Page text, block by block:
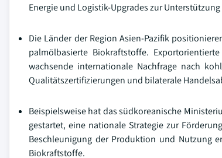
Energie und Logistik-Upgrades zur
Die Länder der Region Asien-Pazifik
palmölbasierte Biokraftstoffe.
wachsende internationale Nachfrage nach
Qualitätszertifizierungen und bilaterale
Beispielsweise hat das südkoreanische
gestartet, eine nationale Strategie zur
Beschleunigung der Produktion und Nutzung
Biokraftstoffe.